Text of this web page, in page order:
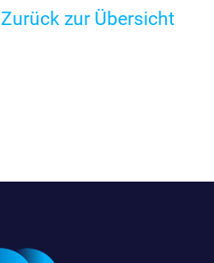
Zurück zur Übersicht